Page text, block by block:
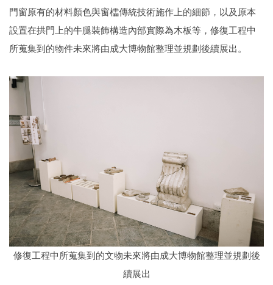
門窗原有的材料顏色與窗櫺傳統技術施作上的細節，以及原本
設置在拱門上的牛腿裝飾構造內部實際為木板等，修復工程中
所蒐集到的物件未來將由成大博物館整理並規劃後續展出。
修復工程中所蒐集到的文物未來將由成大博物館整理並規劃後
續展出